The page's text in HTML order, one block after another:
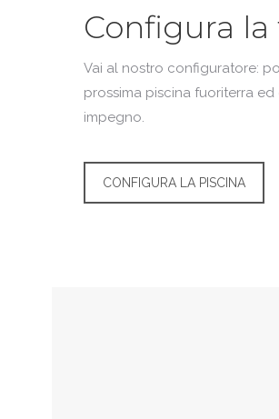
Configura
Vai al nostro configuratore:
prossima piscina fuoriterra
impegno.
CONFIGURA LA PISCINA